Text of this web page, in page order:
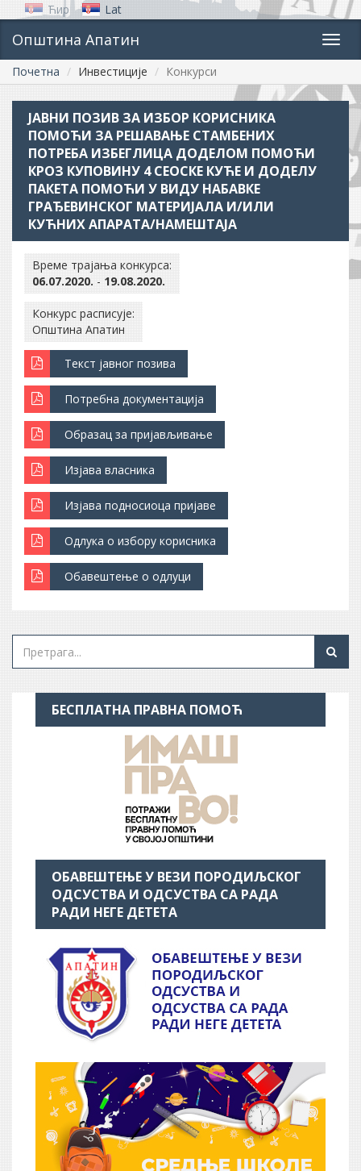
Ћир Lat
Општина Апатин
Почетна Инвестиције Конкурси
ЈАВНИ ПОЗИВ ЗА ИЗБОР КОРИСНИКА
ПОМОЋИ ЗА РЕШАВАЊЕ СТАМБЕНИХ
ПОТРЕБА ИЗБЕГЛИЦА ДОДЕЛОМ ПОМОЋИ
КРОЗ КУПОВИНУ 4 СЕОСКЕ КУЋЕ И ДОДЕЛУ
ПАКЕТА ПОМОЋИ У ВИДУ НАБАВКЕ
ГРАЂЕВИНСКОГ МАТЕРИЈАЛА И/ИЛИ
КУЋНИХ АПАРАТА/НАМЕШТАЈА
Време трајања конкурса:
06.07.2020. - 19.08.2020.
Конкурс расписује:
Општина Апатин
Текст јавног позива
Потребна документација
Образац за пријављивање
Изјава власника
Изјава подносиоца пријаве
Одлука о избору корисника
Обавештење о одлуци
БЕСПЛАТНА ПРАВНА ПОМОЋ
ОБАВЕШТЕЊЕ У ВЕЗИ ПОРОДИЉСКОГ
ОДСУСТВА И ОДСУСТВА СА РАДА
РАДИ НЕГЕ ДЕТЕТА